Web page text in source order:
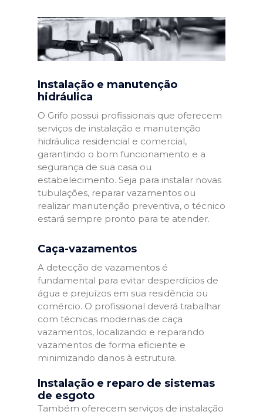
Instalação e manutenção
hidráulica
O Grifo possui profissionais que oferecem
serviços de instalação e manutenção
hidráulica residencial e comercial,
garantindo o bom funcionamento e a
segurança de sua casa ou
estabelecimento. Seja para instalar novas
tubulações, reparar vazamentos ou
realizar manutenção preventiva, o técnico
estará sempre pronto para te atender.
Caça-vazamentos
A detecção de vazamentos é
fundamental para evitar desperdícios de
água e prejuízos em sua residência ou
comércio. O profissional deverá trabalhar
com técnicas modernas de caça
vazamentos, localizando e reparando
vazamentos de forma eficiente e
minimizando danos à estrutura.
Instalação e reparo de sistemas
de esgoto
Também oferecem serviços de instalação